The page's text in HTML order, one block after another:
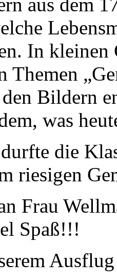
In
Themen
Bildern
was
die
riesigen
Frau
Spaß!!!